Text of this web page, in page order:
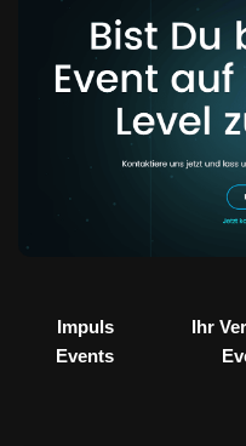
Impuls
Events
Ihr